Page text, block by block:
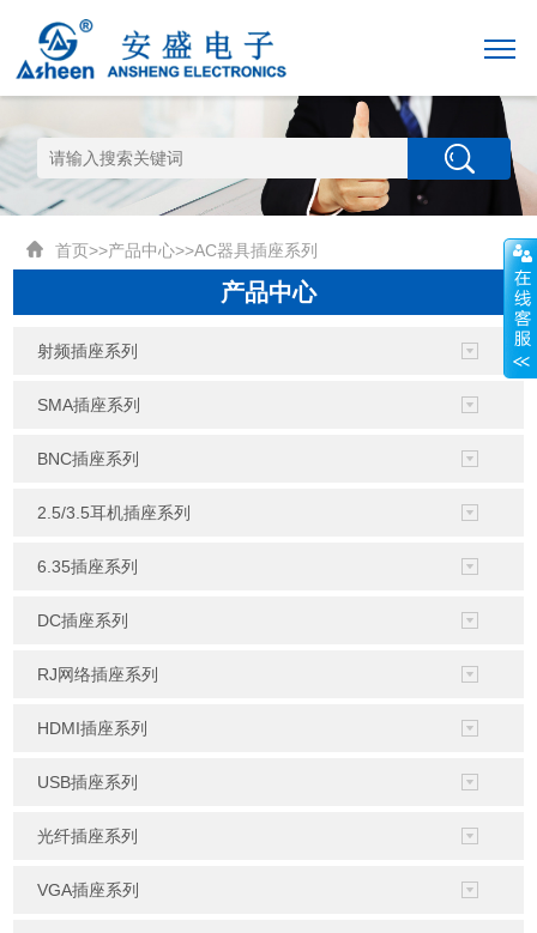
首页>>产品中心>>AC器具插座系列
产品中心
射频插座系列
SMA插座系列
BNC插座系列
2.5/3.5耳机插座系列
6.35插座系列
DC插座系列
RJ网络插座系列
HDMI插座系列
USB插座系列
光纤插座系列
VGA插座系列